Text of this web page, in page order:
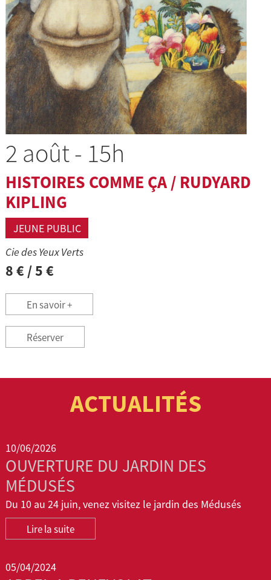
2 août - 15h
HISTOIRES COMME ÇA / RUDYARD
KIPLING
JEUNE PUBLIC
Cie des Yeux Verts
8 € / 5 €
En savoir +
Réserver
ACTUALITÉS
10/06/2026
OUVERTURE DU JARDIN DES
MÉDUSÉS
Du 10 au 24 juin, venez visitez le jardin des Médusés
Lire la suite
05/04/2024